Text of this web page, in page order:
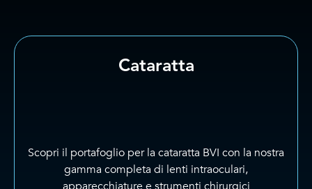
Cataratta
Scopri il portafoglio per la cataratta BVI con la nostra
gamma completa di lenti intraoculari,